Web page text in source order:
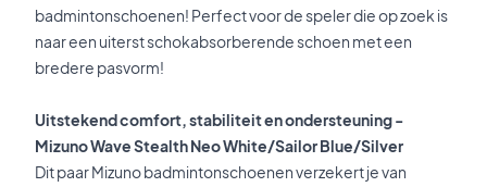
badmintonschoenen! Perfect voor de speler die op zoek is
naar een uiterst schokabsorberende schoen met een
bredere pasvorm!
Uitstekend comfort, stabiliteit en ondersteuning -
Mizuno Wave Stealth Neo White/Sailor Blue/Silver
Dit paar Mizuno badmintonschoenen verzekert je van